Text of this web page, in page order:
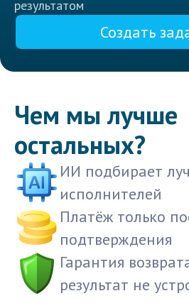
результатом
Создать
Чем мы лучше
остальных?
ИИ подбирает
исполнителей
Платёж только
подтверждения
Гарантия
результат не